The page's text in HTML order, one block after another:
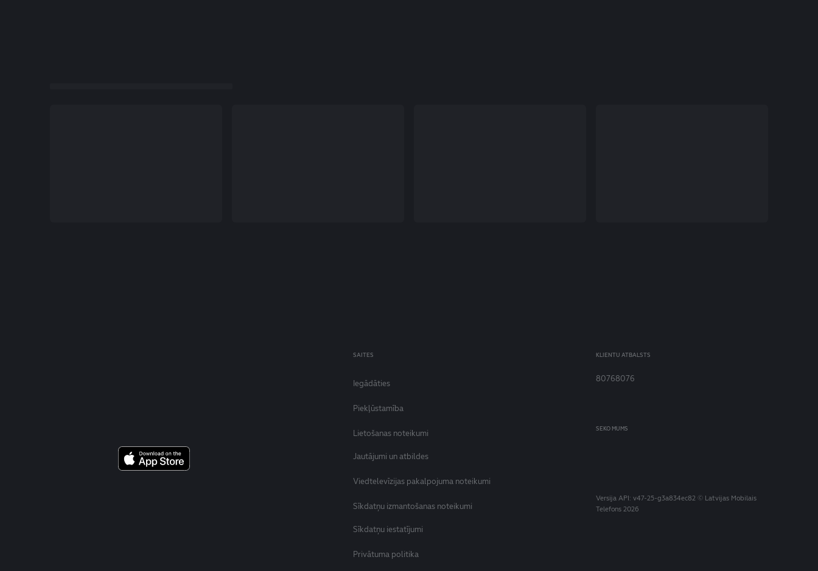
SAITES
Iegādāties
Piekļūstamība
Lietošanas noteikumi
Jautājumi un atbildes
Viedtelevīzijas pakalpojuma noteikumi
Sīkdatņu izmantošanas noteikumi
Sīkdatņu iestatījumi
Privātuma politika
KLIENTU ATBALSTS
80768076
SEKO MUMS
Versija API: v47-25-g3a834ec82© Latvijas Mobilais
Telefons 2026